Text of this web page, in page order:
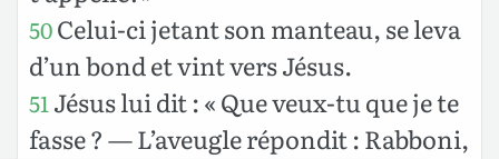
50Celui-ci jetant son manteau, se leva
d’un bond et vint vers Jésus.
51Jésus lui dit : « Que veux-tu que je te
fasse ? — L’aveugle répondit : Rabboni,